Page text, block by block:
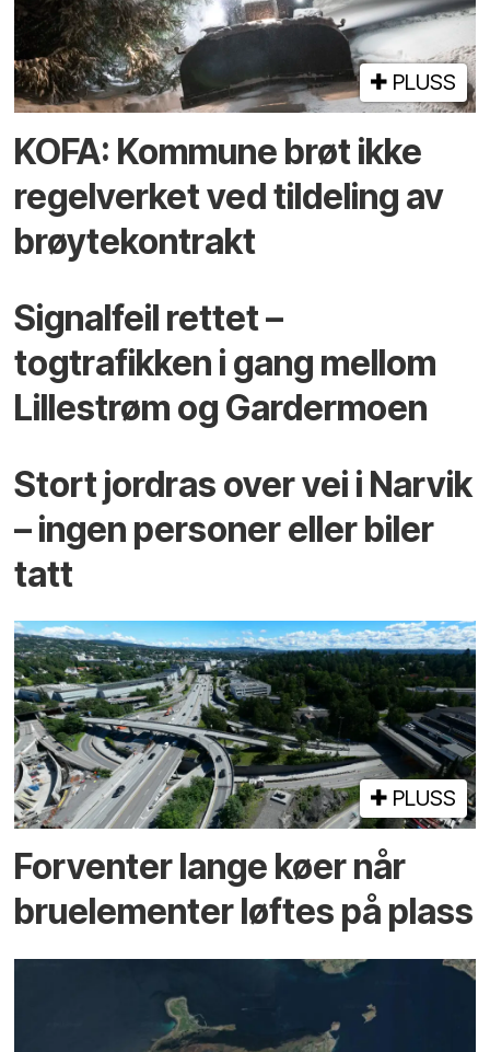
PLUSS
KOFA: Kommune brøt ikke
regelverket ved tildeling av
brøytekontrakt
Signalfeil rettet –
togtrafikken i gang mellom
Lillestrøm og Gardermoen
Stort jordras over vei i Narvik
– ingen personer eller biler
tatt
PLUSS
Forventer lange køer når
bru­elementer løftes på plass